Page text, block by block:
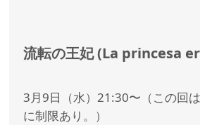
流転の王妃 (La princesa
3月9日（水）21:30〜（この回
に制限あり。）